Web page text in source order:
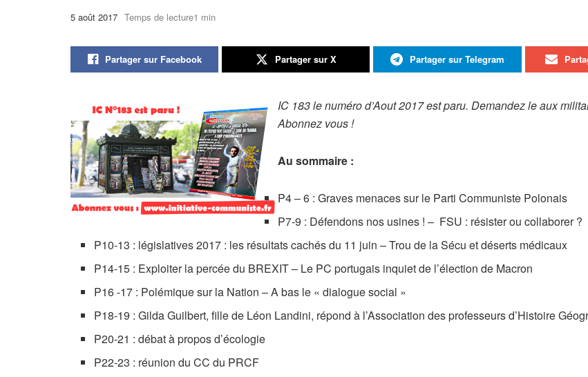
5 août 2017 Temps de lecture1 min
Partager sur Facebook Partager sur X Partager sur Telegram
IC 183 le numéro d’Aout 2017 est paru. Demandez le aux
Abonnez vous !
Au sommaire :
P4 – 6 : Graves menaces sur le Parti Communiste Polonais
P7-9 : Défendons nos usines ! – FSU : résister ou collaborer ?
P10-13 : législatives 2017 : les résultats cachés du 11 juin – Trou de la Sécu et déserts médicaux
P14-15 : Exploiter la percée du BREXIT – Le PC portugais inquiet de l’élection de Macron
P16 -17 : Polémique sur la Nation – A bas le « dialogue social »
P18-19 : Gilda Guilbert, fille de Léon Landini, répond à l’Association des professeurs d’Histoire
P20-21 : débat à propos d’écologie
P22-23 : réunion du CC du PRCF